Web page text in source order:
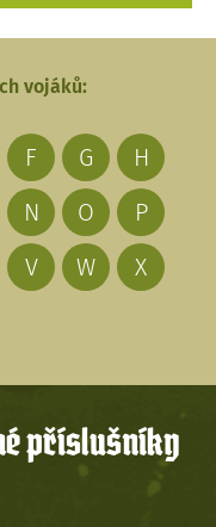
vojáků:
F G
H
N O
P
V W
X
příslušníky